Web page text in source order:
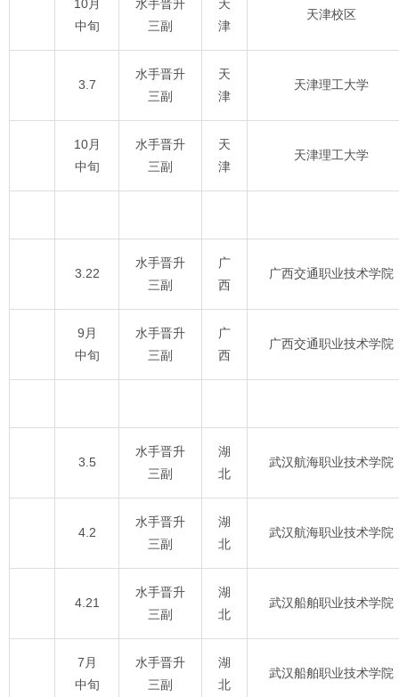
10月
中旬
水手晋升
三副
天
津
天津校区
3.7
水手晋升
三副
天
津
天津理工大学
10月
中旬
水手晋升
三副
天
津
天津理工大学
3.22
水手晋升
三副
广
西
广西交通职业技术学院
9月
中旬
水手晋升
三副
广
西
广西交通职业技术学院
3.5
水手晋升
三副
湖
北
武汉航海职业技术学院
4.2
水手晋升
三副
湖
北
武汉航海职业技术学院
4.21
水手晋升
三副
湖
北
武汉船舶职业技术学院
7月
中旬
水手晋升
三副
湖
北
武汉船舶职业技术学院